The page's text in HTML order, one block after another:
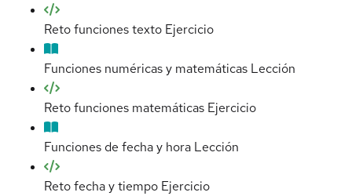
Reto funciones texto Ejercicio
Funciones numéricas y matemáticas Lección
Reto funciones matemáticas Ejercicio
Funciones de fecha y hora Lección
Reto fecha y tiempo Ejercicio